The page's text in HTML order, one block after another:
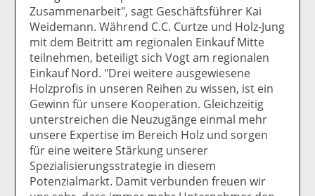
Zusammenarbeit", sagt Geschäftsführer Kai
Weidemann. Während C.C. Curtze und Holz-Jung
mit dem Beitritt am regionalen Einkauf Mitte
teilnehmen, beteiligt sich Vogt am regionalen
Einkauf Nord. "Drei weitere ausgewiesene
Holzprofis in unseren Reihen zu wissen, ist ein
Gewinn für unsere Kooperation. Gleichzeitig
unterstreichen die Neuzugänge einmal mehr
unsere Expertise im Bereich Holz und sorgen
für eine weitere Stärkung unserer
Spezialisierungsstrategie in diesem
Potenzialmarkt. Damit verbunden freuen wir